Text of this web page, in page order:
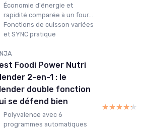
Économie d'énergie et
rapidité comparée à un four...
Fonctions de cuisson variées
et SYNC pratique
Foodi Power Nutri
2-en-1 : le
double fonction
se défend bien
Polyvalence avec 6
programmes automatiques
★★★★★
★★★★★